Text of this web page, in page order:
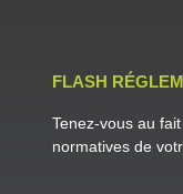
FLASH
Tenez-vous au
normatives de